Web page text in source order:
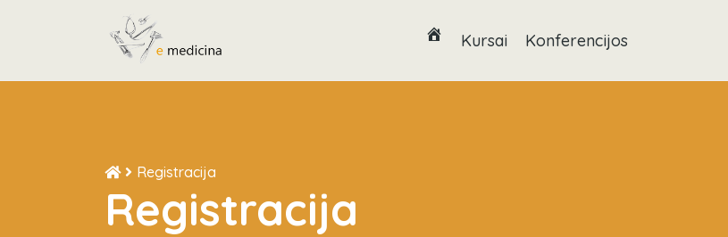
Kursai Konferencijos
Registracija
Registracija